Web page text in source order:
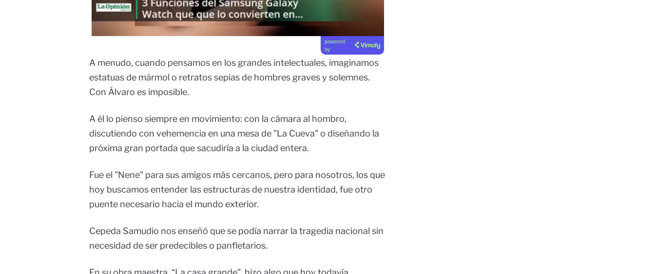
powered
by
A menudo, cuando pensamos en los grandes intelectuales, imaginamos
estatuas de mármol o retratos sepias de hombres graves y solemnes.
Con Álvaro es imposible.
A él lo pienso siempre en movimiento: con la cámara al hombro,
discutiendo con vehemencia en una mesa de "La Cueva" o diseñando la
próxima gran portada que sacudiría a la ciudad entera.
Fue el "Nene" para sus amigos más cercanos, pero para nosotros, los que
hoy buscamos entender las estructuras de nuestra identidad, fue otro
puente necesario hacia el mundo exterior.
Cepeda Samudio nos enseñó que se podía narrar la tragedia nacional sin
necesidad de ser predecibles o panfletarios.